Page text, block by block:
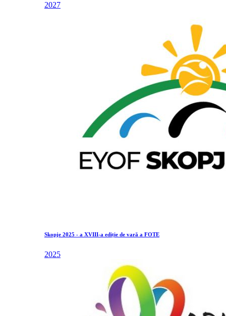
2027
Skopje 2025 - a XVIII-a ediție de vară a FOTE
2025